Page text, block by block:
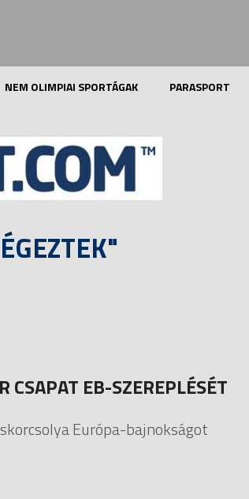
NEM OLIMPIAI SPORTÁGAK PARASPORT
CSAPAT EB-SZEREPLÉSÉT
Európa-bajnokságot